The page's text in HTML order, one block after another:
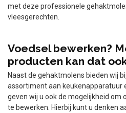
met deze professionele
vleesgerechten.
Voedsel bewerken?
producten kan dat
Naast de gehaktmolens bieden wij
assortiment aan keukenapparatuur
geven wij u ook de mogelijkheid om
te bewerken. Hierbij kunt u denken